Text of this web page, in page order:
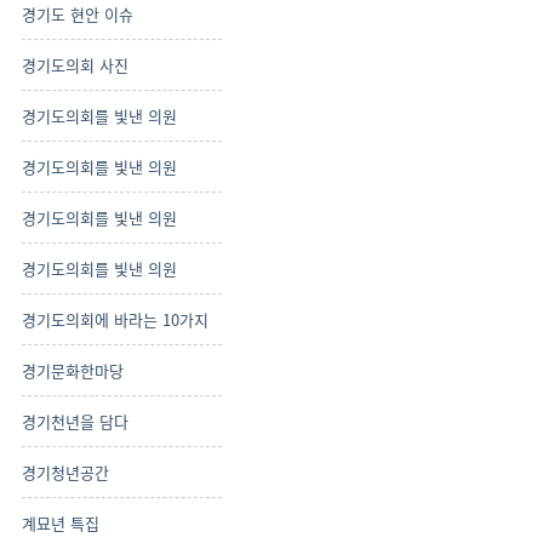
경기도 현안 이슈
경기도의회 사진
경기도의회를 빛낸 의원
경기도의회를 빛낸 의원
경기도의회를 빛낸 의원
경기도의회를 빛낸 의원
경기도의회에 바라는 10가지
경기문화한마당
경기천년을 담다
경기청년공간
계묘년 특집